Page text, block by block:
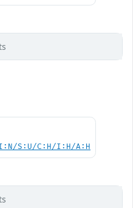
S:U/C:H/I:H/A:H